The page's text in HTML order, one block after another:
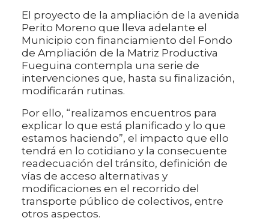
El proyecto de la ampliación de la avenida
Perito Moreno que lleva adelante el
Municipio con financiamiento del Fondo
de Ampliación de la Matriz Productiva
Fueguina contempla una serie de
intervenciones que, hasta su finalización,
modificarán rutinas.
Por ello, “realizamos encuentros para
explicar lo que está planificado y lo que
estamos haciendo”, el impacto que ello
tendrá en lo cotidiano y la consecuente
readecuación del tránsito, definición de
vías de acceso alternativas y
modificaciones en el recorrido del
transporte público de colectivos, entre
otros aspectos.